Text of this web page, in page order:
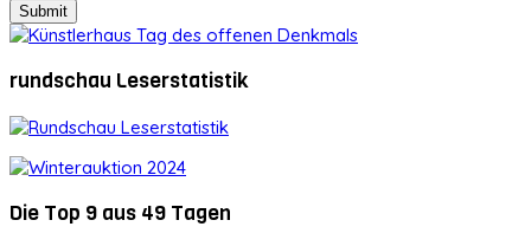
rundschau Leserstatistik
Die Top 9 aus 49 Tagen